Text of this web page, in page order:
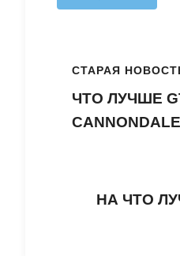
СТАРАЯ
ЧТО ЛУЧШЕ
НА ЧТО